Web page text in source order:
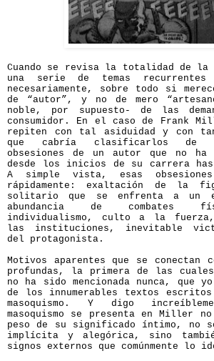
Cuando se revisa la totalidad de la
una serie de temas
necesariamente, sobre todo si
de “autor”, y no de mero
noble, por supuesto- de las
consumidor. En el caso de Frank
repiten con tal asiduidad y con
que cabría clasificarlos de
obsesiones de un autor que no ha
desde los inicios de su carrera
A simple vista, esas
rápidamente: exaltación de la
solitario que se enfrenta a un
abundancia de combates
individualismo, culto a la fuerza,
las instituciones, inevitable
del protagonista.
Motivos aparentes que se conectan
profundas, la primera de las
no ha sido mencionada nunca, que
de los innumerables textos
masoquismo. Y digo
masoquismo se presenta en Miller
peso de su significado íntimo, no
implícita y alegórica, sino
signos externos que comúnmente lo